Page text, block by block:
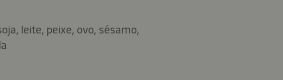
leite, peixe, ovo, sésamo,